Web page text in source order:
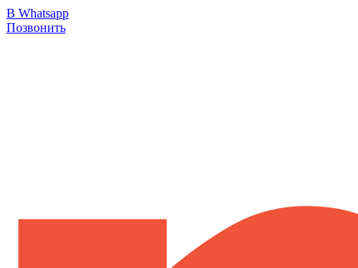
В Whatsapp
Позвонить